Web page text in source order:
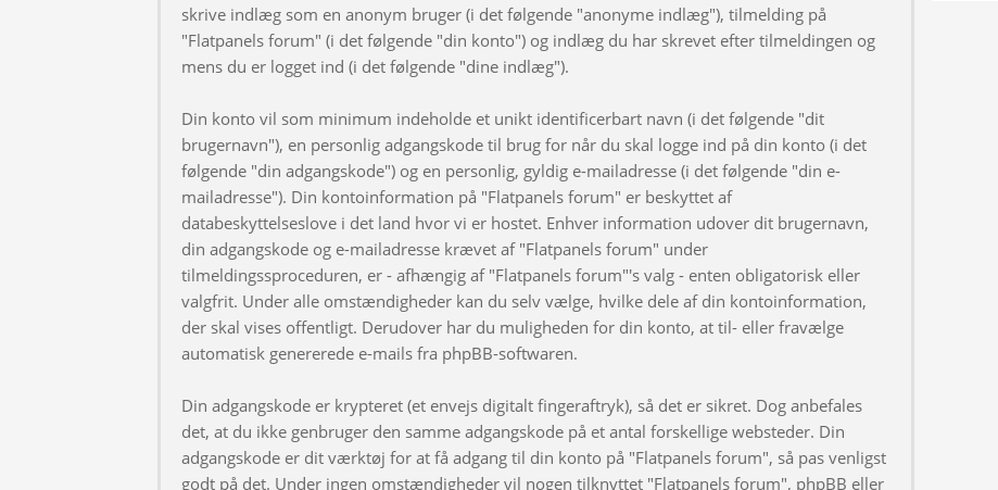
skrive indlæg som en anonym bruger (i det følgende "anonyme indlæg"), tilmelding på
"Flatpanels forum" (i det følgende "din konto") og indlæg du har skrevet efter tilmeldingen og
mens du er logget ind (i det følgende "dine indlæg").
Din konto vil som minimum indeholde et unikt identificerbart navn (i det følgende "dit
brugernavn"), en personlig adgangskode til brug for når du skal logge ind på din konto (i det
følgende "din adgangskode") og en personlig, gyldig e-mailadresse (i det følgende "din e-
mailadresse"). Din kontoinformation på "Flatpanels forum" er beskyttet af
databeskyttelseslove i det land hvor vi er hostet. Enhver information udover dit brugernavn,
din adgangskode og e-mailadresse krævet af "Flatpanels forum" under
tilmeldingssproceduren, er - afhængig af "Flatpanels forum"'s valg - enten obligatorisk eller
valgfrit. Under alle omstændigheder kan du selv vælge, hvilke dele af din kontoinformation,
der skal vises offentligt. Derudover har du muligheden for din konto, at til- eller fravælge
automatisk genererede e-mails fra phpBB-softwaren.
Din adgangskode er krypteret (et envejs digitalt fingeraftryk), så det er sikret. Dog anbefales
det, at du ikke genbruger den samme adgangskode på et antal forskellige websteder. Din
adgangskode er dit værktøj for at få adgang til din konto på "Flatpanels forum", så pas venligst
godt på det. Under ingen omstændigheder vil nogen tilknyttet "Flatpanels forum", phpBB eller